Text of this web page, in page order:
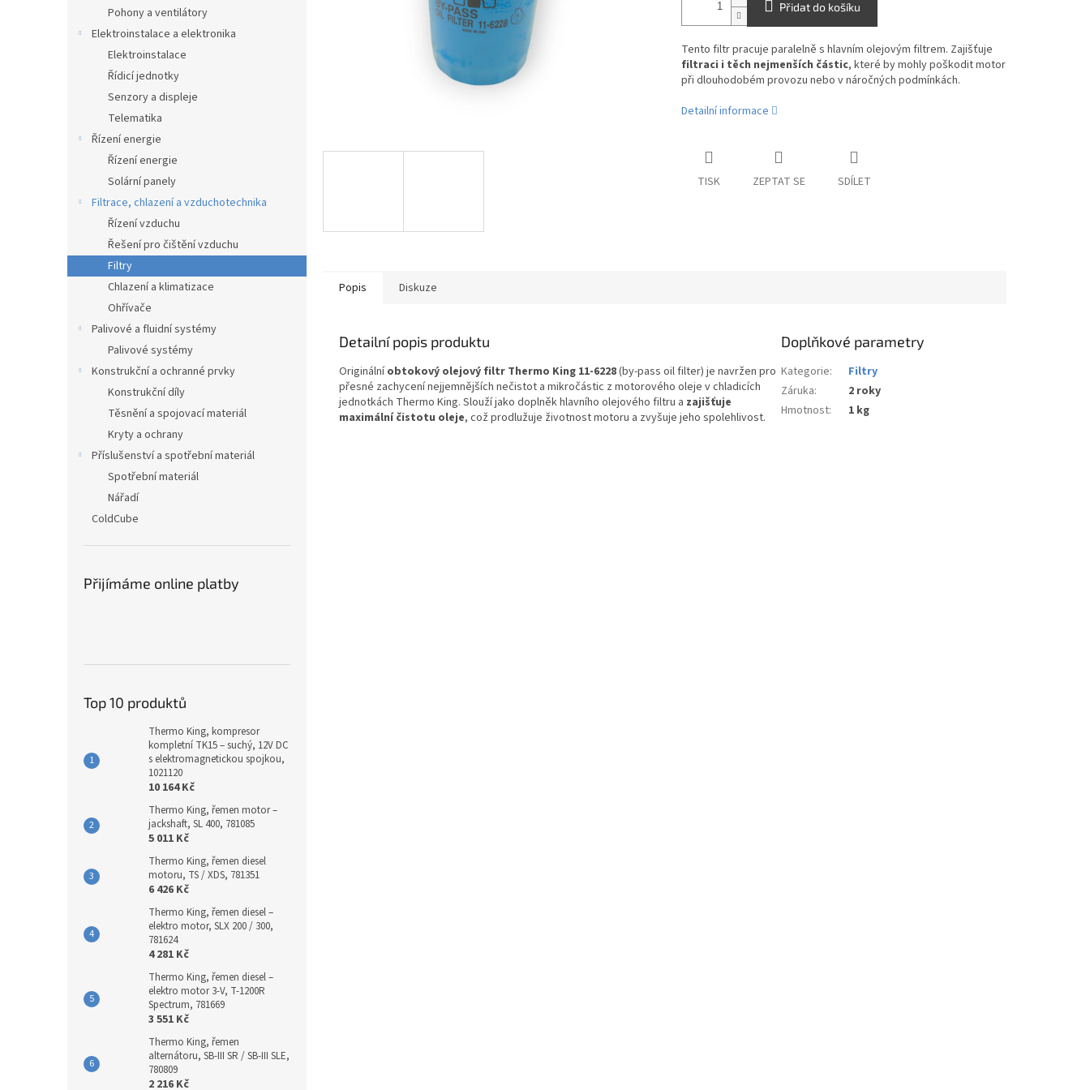
Pohony a ventilátory
Elektroinstalace a elektronika
Elektroinstalace
Řídicí jednotky
Senzory a displeje
Telematika
Řízení energie
Řízení energie
Solární panely
Filtrace, chlazení a vzduchotechnika
Řízení vzduchu
Řešení pro čištění vzduchu
Filtry
Chlazení a klimatizace
Ohřívače
Palivové a fluidní systémy
Palivové systémy
Konstrukční a ochranné prvky
Konstrukční díly
Těsnění a spojovací materiál
Kryty a ochrany
Příslušenství a spotřební materiál
Spotřební materiál
Nářadí
ColdCube
Přijímáme online platby
Top 10 produktů
Thermo King, kompresor
kompletní TK15 – suchý, 12V DC
s elektromagnetickou spojkou,
1021120
10 164 Kč
Thermo King, řemen motor –
jackshaft, SL 400, 781085
5 011 Kč
Thermo King, řemen diesel
motoru, TS / XDS, 781351
6 426 Kč
Thermo King, řemen diesel –
elektro motor, SLX 200 / 300,
781624
4 281 Kč
Thermo King, řemen diesel –
elektro motor 3-V, T-1200R
Spectrum, 781669
3 551 Kč
Thermo King, řemen
alternátoru, SB-III SR / SB-III SLE,
780809
2 216 Kč
Přidat do košíku
Tento filtr pracuje paralelně s hlavním olejovým filtrem. Zajišťuje
filtraci i těch nejmenších částic, které by mohly poškodit motor
při dlouhodobém provozu nebo v náročných podmínkách.
Detailní informace
TISK ZEPTAT SE SDÍLET
Popis Diskuze
Detailní popis produktu
Originálníobtokový olejový filtr Thermo King 11-6228(by-pass oil filter) je navržen pro
přesné zachycení nejjemnějších nečistot a mikročástic z motorového oleje v chladicích
jednotkách Thermo King. Slouží jako doplněk hlavního olejového filtru a zajišťuje
maximální čistotu oleje, což prodlužuje životnost motoru a zvyšuje jeho spolehlivost.
Doplňkové parametry
Kategorie:
Filtry
Záruka:
2 roky
Hmotnost: 1 kg